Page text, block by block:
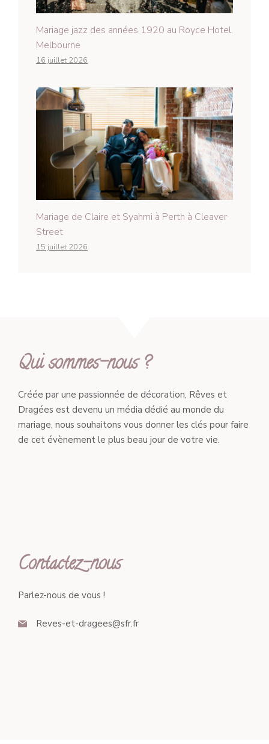
Mariage jazz des années 1920 au Royce Hotel,
Melbourne
16 juillet 2026
Mariage de Claire et Syahmi à Perth à Cleaver
Street
15 juillet 2026
Qui sommes-nous ?
Créée par une passionnée de décoration, Rêves et
Dragées est devenu un média dédié au monde du
mariage, nous souhaitons vous donner les clés pour faire
de cet évènement le plus beau jour de votre vie.
Contactez-nous
Parlez-nous de vous !
Reves-et-dragees@sfr.fr